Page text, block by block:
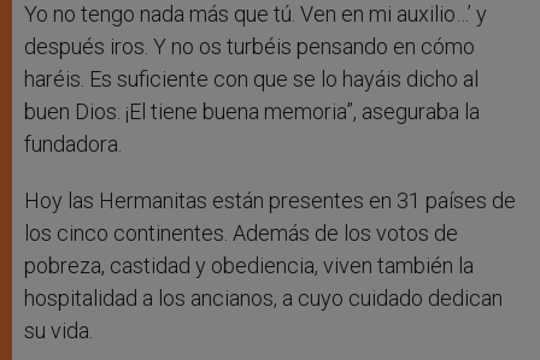
Yo no tengo nada más que tú. Ven en mi auxilio…’ y
después iros. Y no os turbéis pensando en cómo
haréis. Es suficiente con que se lo hayáis dicho al
buen Dios. ¡El tiene buena memoria”, aseguraba la
fundadora.
Hoy las Hermanitas están presentes en 31 países de
los cinco continentes. Además de los votos de
pobreza, castidad y obediencia, viven también la
hospitalidad a los ancianos, a cuyo cuidado dedican
su vida.